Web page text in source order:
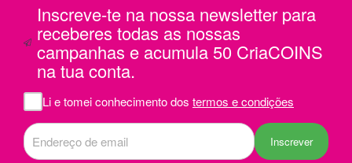
Inscreve-te na nossa newsletter para
receberes todas as nossas
campanhas e acumula 50 CriaCOINS
na tua conta.
Li e tomei conhecimento dos termos e condições
Inscrever